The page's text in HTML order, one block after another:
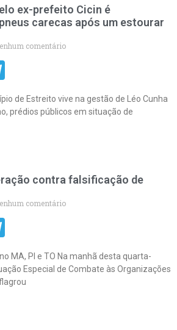
ex-prefeito Cicin é
carecas após um estourar
comentário
de Estreito vive na gestão de Léo Cunha
prédios públicos em situação de
contra falsificação de
comentário
MA, PI e TO Na manhã desta quarta-
Especial de Combate às Organizações